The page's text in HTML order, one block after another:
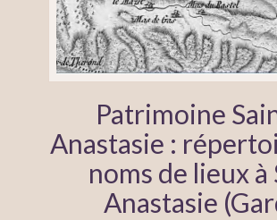
Patrimoine
Anastasie :
noms de lieux à
Anastasie